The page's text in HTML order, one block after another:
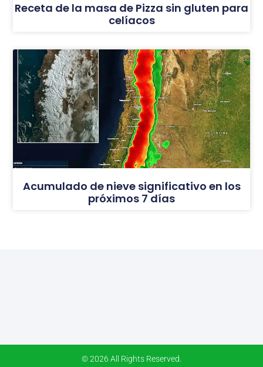
Receta de la masa de Pizza sin gluten para
celíacos
Acumulado de nieve significativo en los
próximos 7 días
© 2026 All Rights Reserved.